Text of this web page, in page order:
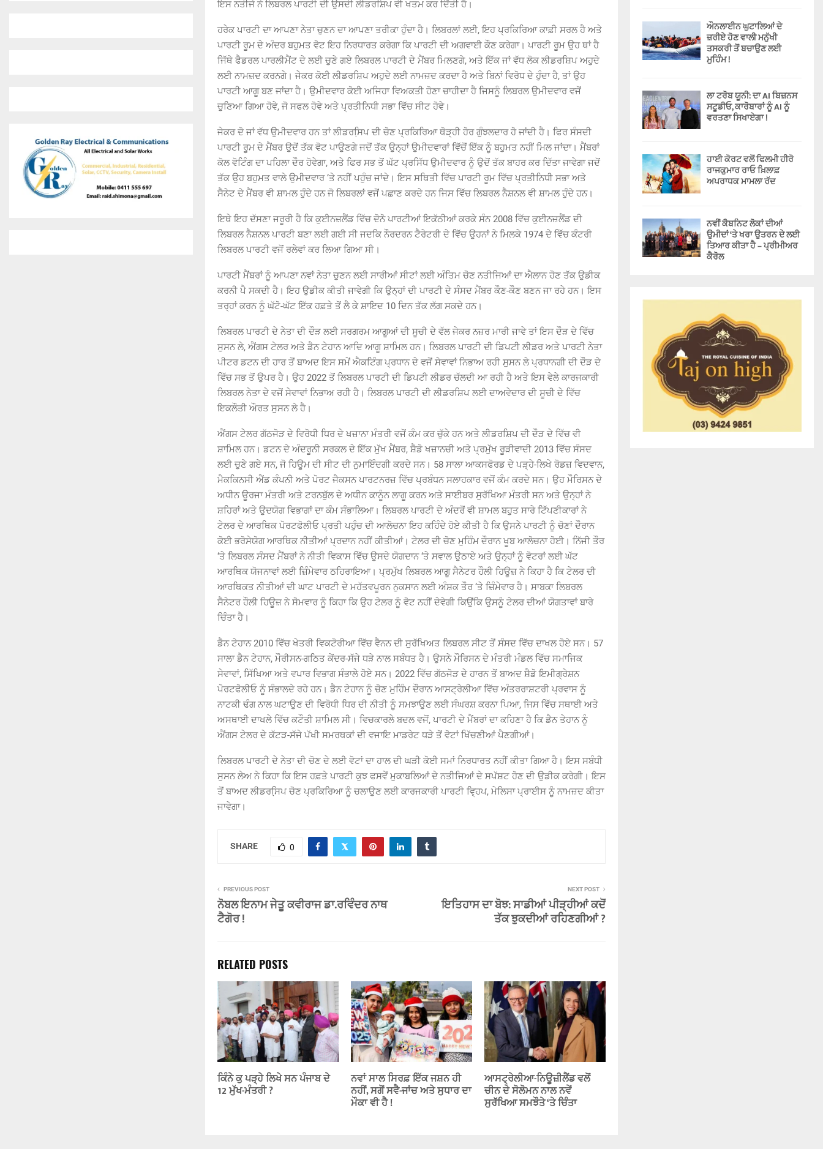
ਇਸ ਨਤੀਜੇ ਨੇ ਲਿਬਰਲ ਪਾਰਟੀ ਦੀ ਉਸਦੀ ਲੀਡਰਸ਼ਿਪ ਵੀ ਖਤਮ ਕਰ ਦਿੱਤੀ ਹੈ।
ਹਰੇਕ ਪਾਰਟੀ ਦਾ ਆਪਣਾ ਨੇਤਾ ਚੁਣਨ ਦਾ ਆਪਣਾ ਤਰੀਕਾ ਹੁੰਦਾ ਹੈ। ਲਿਬਰਲਾਂ ਲਈ, ਇਹ ਪ੍ਰਕਿਰਿਆ ਕਾਫ਼ੀ ਸਰਲ ਹੈ ਅਤੇ
ਪਾਰਟੀ ਰੂਮ ਦੇ ਅੰਦਰ ਬਹੁਮਤ ਵੋਟ ਇਹ ਨਿਰਧਾਰਤ ਕਰੇਗਾ ਕਿ ਪਾਰਟੀ ਦੀ ਅਗਵਾਈ ਕੌਣ ਕਰੇਗਾ। ਪਾਰਟੀ ਰੂਮ ਉਹ ਥਾਂ ਹੈ
ਜਿੱਥੇ ਫੈਡਰਲ ਪਾਰਲੀਮੈਂਟ ਦੇ ਲਈ ਚੁਣੇ ਗਏ ਲਿਬਰਲ ਪਾਰਟੀ ਦੇ ਮੈਂਬਰ ਮਿਲਣਗੇ, ਅਤੇ ਇੱਕ ਜਾਂ ਵੱਧ ਲੋਕ ਲੀਡਰਸ਼ਿਪ ਅਹੁਦੇ
ਲਈ ਨਾਮਜ਼ਦ ਕਰਨਗੇ। ਜੇਕਰ ਕੋਈ ਲੀਡਰਸ਼ਿਪ ਅਹੁਦੇ ਲਈ ਨਾਮਜ਼ਦ ਕਰਦਾ ਹੈ ਅਤੇ ਬਿਨਾਂ ਵਿਰੋਧ ਦੇ ਹੁੰਦਾ ਹੈ, ਤਾਂ ਉਹ
ਪਾਰਟੀ ਆਗੂ ਬਣ ਜਾਂਦਾ ਹੈ। ਉਮੀਦਵਾਰ ਕੋਈ ਅਜਿਹਾ ਵਿਅਕਤੀ ਹੋਣਾ ਚਾਹੀਦਾ ਹੈ ਜਿਸਨੂੰ ਲਿਬਰਲ ਉਮੀਦਵਾਰ ਵਜੋਂ
ਚੁਣਿਆ ਗਿਆ ਹੋਵੇ, ਜੋ ਸਫਲ ਹੋਵੇ ਅਤੇ ਪ੍ਰਤੀਨਿਧੀ ਸਭਾ ਵਿੱਚ ਸੀਟ ਹੋਵੇ।
ਜੇਕਰ ਦੋ ਜਾਂ ਵੱਧ ਉਮੀਦਵਾਰ ਹਨ ਤਾਂ ਲੀਡਰਸਿ਼ਪ ਦੀ ਚੋਣ ਪ੍ਰਕਿਰਿਆ ਥੋੜ੍ਹੀ ਹੋਰ ਗੁੰਝਲਦਾਰ ਹੋ ਜਾਂਦੀ ਹੈ। ਫਿਰ ਸੰਸਦੀ
ਪਾਰਟੀ ਰੂਮ ਦੇ ਮੈਂਬਰ ਉਦੋਂ ਤੱਕ ਵੋਟ ਪਾਉਣਗੇ ਜਦੋਂ ਤੱਕ ਉਨ੍ਹਾਂ ਉਮੀਦਵਾਰਾਂ ਵਿੱਚੋਂ ਇੱਕ ਨੂੰ ਬਹੁਮਤ ਨਹੀਂ ਮਿਲ ਜਾਂਦਾ। ਮੈਂਬਰਾਂ
ਕੋਲ ਵੋਟਿੰਗ ਦਾ ਪਹਿਲਾ ਦੌਰ ਹੋਵੇਗਾ, ਅਤੇ ਫਿਰ ਸਭ ਤੋਂ ਘੱਟ ਪ੍ਰਸਿੱਧ ਉਮੀਦਵਾਰ ਨੂੰ ਉਦੋਂ ਤੱਕ ਬਾਹਰ ਕਰ ਦਿੱਤਾ ਜਾਵੇਗਾ ਜਦੋਂ
ਤੱਕ ਉਹ ਬਹੁਮਤ ਵਾਲੇ ਉਮੀਦਵਾਰ ‘ਤੇ ਨਹੀਂ ਪਹੁੰਚ ਜਾਂਦੇ। ਇਸ ਸਥਿਤੀ ਵਿੱਚ ਪਾਰਟੀ ਰੂਮ ਵਿੱਚ ਪ੍ਰਤੀਨਿਧੀ ਸਭਾ ਅਤੇ
ਸੈਨੇਟ ਦੇ ਮੈਂਬਰ ਵੀ ਸ਼ਾਮਲ ਹੁੰਦੇ ਹਨ ਜੋ ਲਿਬਰਲਾਂ ਵਜੋਂ ਪਛਾਣ ਕਰਦੇ ਹਨ ਜਿਸ ਵਿੱਚ ਲਿਬਰਲ ਨੈਸ਼ਨਲ ਵੀ ਸ਼ਾਮਲ ਹੁੰਦੇ ਹਨ।
ਇਥੇ ਇਹ ਦੱਸਣਾ ਜਰੂਰੀ ਹੈ ਕਿ ਕੁਈਨਜ਼ਲੈਂਡ ਵਿੱਚ ਦੋਨੋ ਪਾਰਟੀਆਂ ਇਕੱਠੀਆਂ ਕਰਕੇ ਸੰਨ 2008 ਵਿੱਚ ਕੁਈਨਜ਼ਲੈਂਡ ਦੀ
ਲਿਬਰਲ ਨੈਸ਼ਨਲ ਪਾਰਟੀ ਬਣਾ ਲਈ ਗਈ ਸੀ ਜਦਕਿ ਨੌਰਦਰਨ ਟੈਰੇਟਰੀ ਦੇ ਵਿੱਚ ਉਹਨਾਂ ਨੇ ਮਿਲਕੇ 1974 ਦੇ ਵਿੱਚ ਕੰਟਰੀ
ਲਿਬਰਲ ਪਾਰਟੀ ਵਜੋਂ ਰਲੇਵਾਂ ਕਰ ਲਿਆ ਗਿਆ ਸੀ।
ਪਾਰਟੀ ਮੈਂਬਰਾਂ ਨੂੰ ਆਪਣਾ ਨਵਾਂ ਨੇਤਾ ਚੁਣਨ ਲਈ ਸਾਰੀਆਂ ਸੀਟਾਂ ਲਈ ਅੰਤਿਮ ਚੋਣ ਨਤੀਜਿਆਂ ਦਾ ਐਲਾਨ ਹੋਣ ਤੱਕ ਉਡੀਕ
ਕਰਨੀ ਪੈ ਸਕਦੀ ਹੈ। ਇਹ ਉਡੀਕ ਕੀਤੀ ਜਾਵੇਗੀ ਕਿ ਉਨ੍ਹਾਂ ਦੀ ਪਾਰਟੀ ਦੇ ਸੰਸਦ ਮੈਂਬਰ ਕੌਣ-ਕੌਣ ਬਣਨ ਜਾ ਰਹੇ ਹਨ। ਇਸ
ਤਰ੍ਹਾਂ ਕਰਨ ਨੂੰ ਘੱਟੋ-ਘੱਟ ਇੱਕ ਹਫ਼ਤੇ ਤੋਂ ਲੈ ਕੇ ਸ਼ਾਇਦ 10 ਦਿਨ ਤੱਕ ਲੱਗ ਸਕਦੇ ਹਨ।
ਲਿਬਰਲ ਪਾਰਟੀ ਦੇ ਨੇਤਾ ਦੀ ਦੌੜ ਲਈ ਸਰਗਰਮ ਆਗੂਆਂ ਦੀ ਸੂਚੀ ਦੇ ਵੱਲ ਜੇਕਰ ਨਜ਼ਰ ਮਾਰੀ ਜਾਵੇ ਤਾਂ ਇਸ ਦੌੜ ਦੇ ਵਿੱਚ
ਸੁਸਨ ਲੇ, ਐਂਗਸ ਟੇਲਰ ਅਤੇ ਡੈਨ ਟੇਹਾਨ ਆਦਿ ਆਗੂ ਸ਼ਾਮਿਲ ਹਨ। ਲਿਬਰਲ ਪਾਰਟੀ ਦੀ ਡਿਪਟੀ ਲੀਡਰ ਅਤੇ ਪਾਰਟੀ ਨੇਤਾ
ਪੀਟਰ ਡਟਨ ਦੀ ਹਾਰ ਤੋਂ ਬਾਅਦ ਇਸ ਸਮੇਂ ਐਕਟਿੰਗ ਪ੍ਰਧਾਨ ਦੇ ਵਜੋਂ ਸੇਵਾਵਾਂ ਨਿਭਾਅ ਰਹੀ ਸੁਸਨ ਲੇ ਪ੍ਰਧਾਨਗੀ ਦੀ ਦੌੜ ਦੇ
ਵਿੱਚ ਸਭ ਤੋਂ ਉਪਰ ਹੈ। ਉਹ 2022 ਤੋਂ ਲਿਬਰਲ ਪਾਰਟੀ ਦੀ ਡਿਪਟੀ ਲੀਡਰ ਚੱਲਦੀ ਆ ਰਹੀ ਹੈ ਅਤੇ ਇਸ ਵੇਲੇ ਕਾਰਜਕਾਰੀ
ਲਿਬਰਲ ਨੇਤਾ ਦੇ ਵਜੋਂ ਸੇਵਾਵਾਂ ਨਿਭਾਅ ਰਹੀ ਹੈ। ਲਿਬਰਲ ਪਾਰਟੀ ਦੀ ਲੀਡਰਸ਼ਿਪ ਲਈ ਦਾਅਵੇਦਾਰ ਦੀ ਸੂਚੀ ਦੇ ਵਿੱਚ
ਇਕਲੌਤੀ ਔਰਤ ਸੁਸਨ ਲੇ ਹੈ।
ਐਂਗਸ ਟੇਲਰ ਗੱਠਜੋੜ ਦੇ ਵਿਰੋਧੀ ਧਿਰ ਦੇ ਖਜ਼ਾਨਾ ਮੰਤਰੀ ਵਜੋਂ ਕੰਮ ਕਰ ਚੁੱਕੇ ਹਨ ਅਤੇ ਲੀਡਰਸ਼ਿਪ ਦੀ ਦੌੜ ਦੇ ਵਿੱਚ ਵੀ
ਸ਼ਾਮਿਲ ਹਨ। ਡਟਨ ਦੇ ਅੰਦਰੂਨੀ ਸਰਕਲ ਦੇ ਇੱਕ ਮੁੱਖ ਮੈਂਬਰ, ਸ਼ੈਡੋ ਖਜ਼ਾਨਚੀ ਅਤੇ ਪ੍ਰਮੁੱਖ ਰੂੜੀਵਾਦੀ 2013 ਵਿੱਚ ਸੰਸਦ
ਲਈ ਚੁਣੇ ਗਏ ਸਨ, ਜੋ ਹਿਊਮ ਦੀ ਸੀਟ ਦੀ ਨੁਮਾਇੰਦਗੀ ਕਰਦੇ ਸਨ। 58 ਸਾਲਾ ਆਕਸਫੋਰਡ ਦੇ ਪੜ੍ਹੇ-ਲਿਖੇ ਰੋਡਜ਼ ਵਿਦਵਾਨ,
ਮੈਕਕਿਨਸੀ ਐਂਡ ਕੰਪਨੀ ਅਤੇ ਪੋਰਟ ਜੈਕਸਨ ਪਾਰਟਨਰਜ਼ ਵਿੱਚ ਪ੍ਰਬੰਧਨ ਸਲਾਹਕਾਰ ਵਜੋਂ ਕੰਮ ਕਰਦੇ ਸਨ। ਉਹ ਮੌਰਿਸਨ ਦੇ
ਅਧੀਨ ਊਰਜਾ ਮੰਤਰੀ ਅਤੇ ਟਰਨਬੁੱਲ ਦੇ ਅਧੀਨ ਕਾਨੂੰਨ ਲਾਗੂ ਕਰਨ ਅਤੇ ਸਾਈਬਰ ਸੁਰੱਖਿਆ ਮੰਤਰੀ ਸਨ ਅਤੇ ਉਨ੍ਹਾਂ ਨੇ
ਸ਼ਹਿਰਾਂ ਅਤੇ ਉਦਯੋਗ ਵਿਭਾਗਾਂ ਦਾ ਕੰਮ ਸੰਭਾਲਿਆ। ਲਿਬਰਲ ਪਾਰਟੀ ਦੇ ਅੰਦਰੋਂ ਵੀ ਸ਼ਾਮਲ ਬਹੁਤ ਸਾਰੇ ਟਿੱਪਣੀਕਾਰਾਂ ਨੇ
ਟੇਲਰ ਦੇ ਆਰਥਿਕ ਪੋਰਟਫੋਲੀਓ ਪ੍ਰਤੀ ਪਹੁੰਚ ਦੀ ਆਲੋਚਨਾ ਇਹ ਕਹਿੰਦੇ ਹੋਏ ਕੀਤੀ ਹੈ ਕਿ ਉਸਨੇ ਪਾਰਟੀ ਨੂੰ ਚੋਣਾਂ ਦੌਰਾਨ
ਕੋਈ ਭਰੋਸੇਯੋਗ ਆਰਥਿਕ ਨੀਤੀਆਂ ਪ੍ਰਦਾਨ ਨਹੀਂ ਕੀਤੀਆਂ। ਟੇਲਰ ਦੀ ਚੋਣ ਮੁਹਿੰਮ ਦੌਰਾਨ ਖੂਬ ਆਲੋਚਨਾ ਹੋਈ। ਨਿੱਜੀ ਤੌਰ
‘ਤੇ ਲਿਬਰਲ ਸੰਸਦ ਮੈਂਬਰਾਂ ਨੇ ਨੀਤੀ ਵਿਕਾਸ ਵਿੱਚ ਉਸਦੇ ਯੋਗਦਾਨ ‘ਤੇ ਸਵਾਲ ਉਠਾਏ ਅਤੇ ਉਨ੍ਹਾਂ ਨੂੰ ਵੋਟਰਾਂ ਲਈ ਘੱਟ
ਆਰਥਿਕ ਯੋਜਨਾਵਾਂ ਲਈ ਜ਼ਿੰਮੇਵਾਰ ਠਹਿਰਾਇਆ। ਪ੍ਰਮੁੱਖ ਲਿਬਰਲ ਆਗੂ ਸੈਨੇਟਰ ਹੌਲੀ ਹਿਊਜ਼ ਨੇ ਕਿਹਾ ਹੈ ਕਿ ਟੇਲਰ ਦੀ
ਆਰਥਿਕਤ ਨੀਤੀਆਂ ਦੀ ਘਾਟ ਪਾਰਟੀ ਦੇ ਮਹੱਤਵਪੂਰਨ ਨੁਕਸਾਨ ਲਈ ਅੰਸ਼ਕ ਤੌਰ ‘ਤੇ ਜ਼ਿੰਮੇਵਾਰ ਹੈ। ਸਾਬਕਾ ਲਿਬਰਲ
ਸੈਨੇਟਰ ਹੌਲੀ ਹਿਊਜ਼ ਨੇ ਸੋਮਵਾਰ ਨੂੰ ਕਿਹਾ ਕਿ ਉਹ ਟੇਲਰ ਨੂੰ ਵੋਟ ਨਹੀਂ ਦੇਵੇਗੀ ਕਿਉਂਕਿ ਉਸਨੂੰ ਟੇਲਰ ਦੀਆਂ ਯੋਗਤਾਵਾਂ ਬਾਰੇ
ਚਿੰਤਾ ਹੈ।
ਡੈਨ ਟੇਹਾਨ 2010 ਵਿੱਚ ਖੇਤਰੀ ਵਿਕਟੋਰੀਆ ਵਿੱਚ ਵੈਨਨ ਦੀ ਸੁਰੱਖਿਅਤ ਲਿਬਰਲ ਸੀਟ ਤੋਂ ਸੰਸਦ ਵਿੱਚ ਦਾਖਲ ਹੋਏ ਸਨ। 57
ਸਾਲਾ ਡੈਨ ਟੇਹਾਨ, ਮੌਰੀਸਨ-ਗਠਿਤ ਕੇਂਦਰ-ਸੱਜੇ ਧੜੇ ਨਾਲ ਸਬੰਧਤ ਹੈ। ਉਸਨੇ ਮੌਰਿਸਨ ਦੇ ਮੰਤਰੀ ਮੰਡਲ ਵਿੱਚ ਸਮਾਜਿਕ
ਸੇਵਾਵਾਂ, ਸਿੱਖਿਆ ਅਤੇ ਵਪਾਰ ਵਿਭਾਗ ਸੰਭਾਲੇ ਹੋਏ ਸਨ। 2022 ਵਿੱਚ ਗੱਠਜੋੜ ਦੇ ਹਾਰਨ ਤੋਂ ਬਾਅਦ ਸ਼ੈਡੋ ਇਮੀਗ੍ਰੇਸ਼ਨ
ਪੋਰਟਫੋਲੀਓ ਨੂੰ ਸੰਭਾਲਦੇ ਰਹੇ ਹਨ। ਡੈਨ ਟੇਹਾਨ ਨੂੰ ਚੋਣ ਮੁਹਿੰਮ ਦੌਰਾਨ ਆਸਟ੍ਰੇਲੀਆ ਵਿੱਚ ਅੰਤਰਰਾਸ਼ਟਰੀ ਪ੍ਰਵਾਸ ਨੂੰ
ਨਾਟਕੀ ਢੰਗ ਨਾਲ ਘਟਾਉਣ ਦੀ ਵਿਰੋਧੀ ਧਿਰ ਦੀ ਨੀਤੀ ਨੂੰ ਸਮਝਾਉਣ ਲਈ ਸੰਘਰਸ਼ ਕਰਨਾ ਪਿਆ, ਜਿਸ ਵਿੱਚ ਸਥਾਈ ਅਤੇ
ਅਸਥਾਈ ਦਾਖਲੇ ਵਿੱਚ ਕਟੌਤੀ ਸ਼ਾਮਿਲ ਸੀ। ਵਿਚਕਾਰਲੇ ਬਦਲ ਵਜੋਂ, ਪਾਰਟੀ ਦੇ ਮੈਂਬਰਾਂ ਦਾ ਕਹਿਣਾ ਹੈ ਕਿ ਡੈਨ ਤੇਹਾਨ ਨੂੰ
ਐਂਗਸ ਟੇਲਰ ਦੇ ਕੱਟੜ-ਸੱਜੇ ਪੱਖੀ ਸਮਰਥਕਾਂ ਦੀ ਵਜਾਇ ਮਾਡਰੇਟ ਧੜੇ ਤੋਂ ਵੋਟਾਂ ਖਿੱਚਣੀਆਂ ਪੈਣਗੀਆਂ।
ਲਿਬਰਲ ਪਾਰਟੀ ਦੇ ਨੇਤਾ ਦੀ ਚੋਣ ਦੇ ਲਈ ਵੋਟਾਂ ਦਾ ਹਾਲ ਦੀ ਘੜੀ ਕੋਈ ਸਮਾਂ ਨਿਰਧਾਰਤ ਨਹੀਂ ਕੀਤਾ ਗਿਆ ਹੈ। ਇਸ ਸਬੰਧੀ
ਸੁਸਨ ਲੇਅ ਨੇ ਕਿਹਾ ਕਿ ਇਸ ਹਫ਼ਤੇ ਪਾਰਟੀ ਕੁਝ ਫਸਵੇਂ ਮੁਕਾਬਲਿਆਂ ਦੇ ਨਤੀਜਿਆਂ ਦੇ ਸਪੱਸ਼ਟ ਹੋਣ ਦੀ ਉਡੀਕ ਕਰੇਗੀ। ਇਸ
ਤੋਂ ਬਾਅਦ ਲੀਡਰਸਿ਼ਪ ਚੋਣ ਪ੍ਰਕਿਰਿਆ ਨੂੰ ਚਲਾਉਣ ਲਈ ਕਾਰਜਕਾਰੀ ਪਾਰਟੀ ਵ੍ਹਿਪ, ਮੇਲਿਸਾ ਪ੍ਰਾਈਸ ਨੂੰ ਨਾਮਜ਼ਦ ਕੀਤਾ
ਜਾਵੇਗਾ।
SHARE 0
PREVIOUS POST
ਨੋਬਲ ਇਨਾਮ ਜੇਤੂ ਕਵੀਰਾਜ ਡਾ.ਰਵਿੰਦਰ ਨਾਥ
ਟੈਗੋਰ !
NEXT POST
ਇਤਿਹਾਸ ਦਾ ਬੋਝ: ਸਾਡੀਆਂ ਪੀੜ੍ਹੀਆਂ ਕਦੋਂ
ਤੱਕ ਝੁਕਦੀਆਂ ਰਹਿਣਗੀਆਂ ?
RELATED POSTS
ਕਿੰਨੇ ਕੁ ਪੜ੍ਹੇ ਲਿਖੇ ਸਨ ਪੰਜਾਬ ਦੇ
12 ਮੁੱਖ-ਮੰਤਰੀ ?
ਨਵਾਂ ਸਾਲ ਸਿਰਫ਼ ਇੱਕ ਜਸ਼ਨ ਹੀ
ਨਹੀਂ, ਸਗੋਂ ਸਵੈ-ਜਾਂਚ ਅਤੇ ਸੁਧਾਰ ਦਾ
ਮੌਕਾ ਵੀ ਹੈ !
ਆਸਟ੍ਰੇਲੀਆ-ਨਿਊਜ਼ੀਲੈਂਡ ਵਲੋਂ
ਚੀਨ ਦੇ ਸੋਲੋਮਨ ਨਾਲ ਨਵੇਂ
ਸੁਰੱਖਿਆ ਸਮਝੌਤੇ ‘ਤੇ ਚਿੰਤਾ
ਔਨਲਾਈਨ ਘੁਟਾਲਿਆਂ ਦੇ
ਜ਼ਰੀਏ ਹੋਣ ਵਾਲੀ ਮਨੁੱਖੀ
ਤਸਕਰੀ ਤੋਂ ਬਚਾਉਣ ਲਈ
ਮੁਹਿੰਮ !
ਲਾ ਟਰੋਬ ਯੂਨੀ: ਦਾ AI ਬਿਜ਼ਨਸ
ਸਟੂਡੀਓ, ਕਾਰੋਬਾਰਾਂ ਨੂੰ AI ਨੂੰ
ਵਰਤਣਾ ਸਿਖਾਏਗਾ !
ਹਾਈ ਕੋਰਟ ਵਲੋਂ ਫਿਲਮੀ ਹੀਰੋ
ਰਾਜਕੁਮਾਰ ਰਾਓ ਖ਼ਿਲਾਫ਼
ਅਪਰਾਧਕ ਮਾਮਲਾ ਰੱਦ
ਨਵੀਂ ਕੈਬਨਿਟ ਲੋਕਾਂ ਦੀਆਂ
ਉਮੀਦਾਂ ‘ਤੇ ਖਰਾ ਉਤਰਨ ਦੇ ਲਈ
ਤਿਆਰ ਕੀਤਾ ਹੈ – ਪ੍ਰੀਮੀਅਰ
ਕੈਰੋਲ